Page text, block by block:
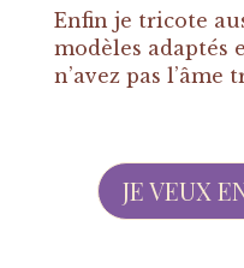
Enfin je tricote
modèles adaptés
n’avez pas l’âme
JE VEUX